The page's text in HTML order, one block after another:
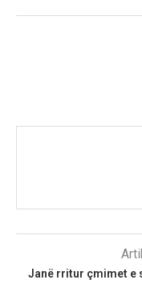
Janë rritur çmimet e